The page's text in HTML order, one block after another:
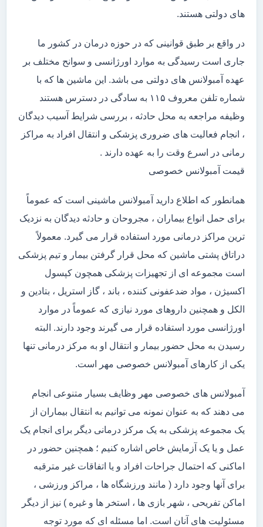
های دولتی هستند.
در واقع بر طبق قوانینی که در حوزه درمان در کشور ما
جاری است رسیدگی به موارد اورژانسی و سوانح مختلف بر
عهده آمبولانس های دولتی می باشد. این ماشین ها که با
شماره تلفن معروف ۱۱۵ به سادگی در دسترس هستند
وظیفه مراجعه به محل حادثه ، بررسی شرایط آسیب دیدگان
، انجام فعالیت های ضروری پزشکی و انتقال افراد به مراکز
رمانی در اسرع وقت را به عهده دارند .
قیمت آمبولانس خصوصی
همانطور که اطلاع دارید آمبولانس ماشینی است که عموماً
برای حمل انواع بیماران ، مجروحان و حادثه دیدگان به نزدیک
ترین مراکز درمانی مورد استفاده قرار می گیرد. معمولاً
دراتاق پشتی ماشین که محل قرار گرفتن بیمار و تیم پزشکی
است مجموعه ای از تجهیزات پزشکی همچون کپسول
اکسیژن ، مواد ضدعفونی کننده ، باند ، گاز استریل ، بتادین و
الکل و همچنین داروهای مورد نیازی که عموماً در موارد
اورژانسی مورد استفاده قرار می گیرند وجود دارند. البته
رسیدن به محل حضور بیمار و انتقال او به مرکز درمانی تنها
یکی از کارهای آمبولانس خصوصی مهر است.
آمبولانس های خصوصی مهر وظایف بسیار متنوعی انجام
می دهند که به عنوان نمونه می توانیم به انتقال بیماران از
یک مجموعه پزشکی به یک مرکز درمانی دیگر برای انجام یک
عمل و یا یک آزمایش خاص اشاره کنیم ؛ همچنین حضور در
اماکنی که احتمال جراحات افراد و یا اتفاقات غیر مترقبه
برای آنها وجود دارد ( مانند ورزشگاه ها ، مراکز ورزشی ،
اماکن تفریحی ، شهر بازی ها ، استخر ها و غیره ) نیز از دیگر
مسئولیت های آنان است. اما مسئله ای که مورد توجه